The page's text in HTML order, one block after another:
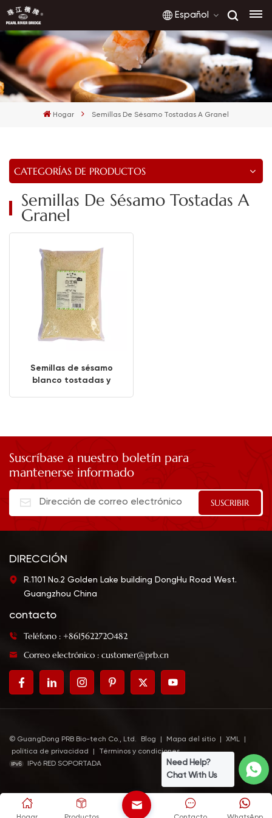
Español
English
français
Hogar Semillas De Sésamo Tostadas A Granel
CATEGORÍAS DE PRODUCTOS
Semillas De Sésamo Tostadas A
Granel
Semillas de sésamo
blanco tostadas y
Suscríbase a nuestro boletín para
mantenerse informado
DIRECCIÓN
R.1101 No.2 Golden Lake building DongHu Road West.
Guangzhou China
contacto
Teléfono : +8615622720482
Correo electrónico : customer@prb.cn
© GuangDong PRB Bio-tech Co., Ltd. Blog Mapa del sitio XML
política de privacidad
Términos y condiciones
IPv6 RED SOPORTADA
Need Help?
Chat With Us